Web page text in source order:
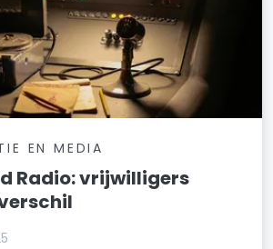
EN MEDIA
Radio: vrijwilligers